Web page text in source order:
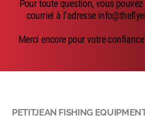
Pour toute question, vous
courriel à l’adresse
Merci encore pour votre
PETITJEAN FISHING
Emerger